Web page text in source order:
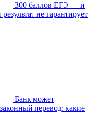
300 баллов ЕГЭ — и
не гарантирует
Банк может
перевод: какие